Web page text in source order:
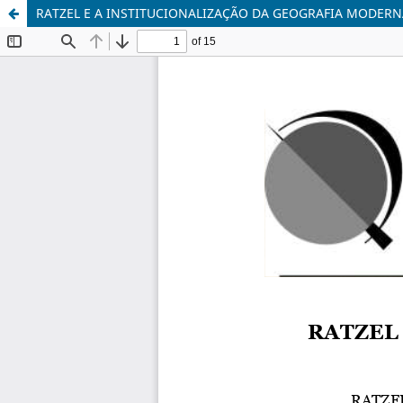
RATZEL E A INSTITUCIONALIZAÇÃO DA GEOGRAFIA